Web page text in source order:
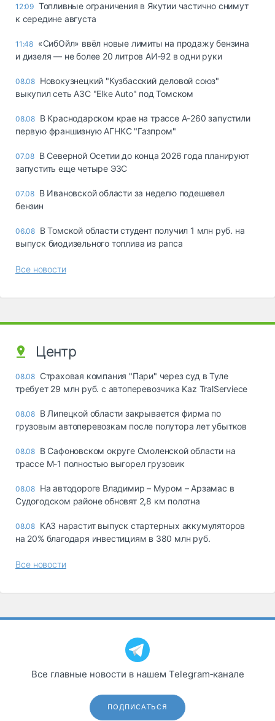
12:09 Топливные ограничения в Якутии частично снимут
к середине августа
11:48 «СибОйл» ввёл новые лимиты на продажу бензина
и дизеля — не более 20 литров АИ‑92 в одни руки
08.08 Новокузнецкий "Кузбасский деловой союз"
выкупил сеть АЗС "Elke Auto" под Томском
08.08 В Краснодарском крае на трассе А-260 запустили
первую франшизную АГНКС "Газпром"
07.08 В Северной Осетии до конца 2026 года планируют
запустить еще четыре ЭЗС
07.08 В Ивановской области за неделю подешевел
бензин
06.08 В Томской области студент получил 1 млн руб. на
выпуск биодизельного топлива из рапса
Все новости
Центр
08.08 Страховая компания "Пари" через суд в Туле
требует 29 млн руб. с автоперевозчика Kaz TralServiece
08.08 В Липецкой области закрывается фирма по
грузовым автоперевозкам после полутора лет убытков
08.08 В Сафоновском округе Смоленской области на
трассе М-1 полностью выгорел грузовик
08.08 На автодороге Владимир – Муром – Арзамас в
Судогодском районе обновят 2,8 км полотна
08.08 КАЗ нарастит выпуск стартерных аккумуляторов
на 20% благодаря инвестициям в 380 млн руб.
Все новости
Все главные новости в нашем Telegram‑канале
ПОДПИСАТЬСЯ